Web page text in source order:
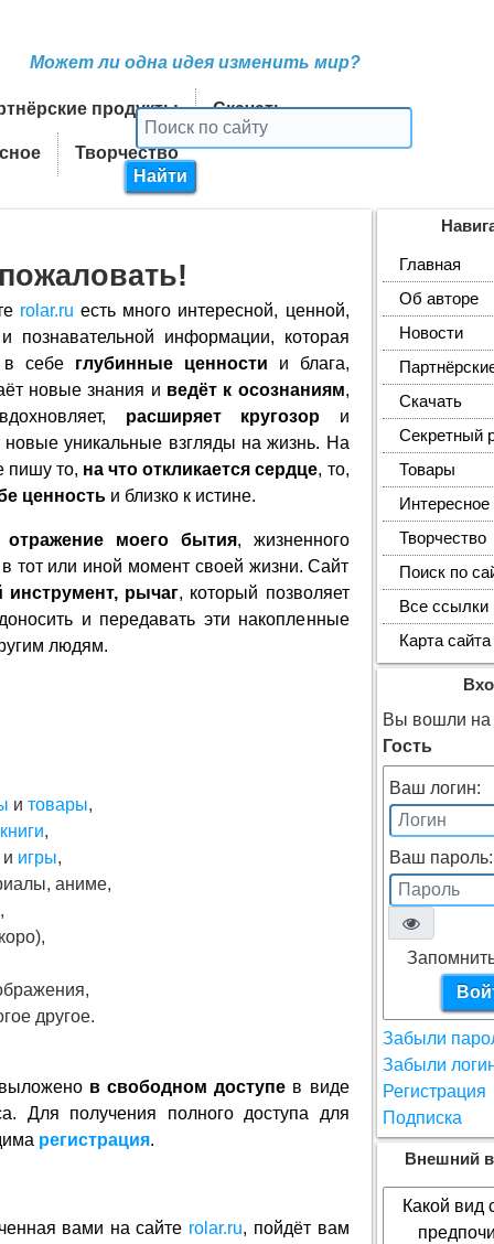
Может ли одна идея изменить мир?
продукты Скачать
Творчество
rolar.ru есть много интересной, ценной,
познавательной информации, которая
в себе глубинные ценности и блага,
новые знания и ведёт к осознаниям,
расширяет кругозор и
новые уникальные взгляды на жизнь. На
пишу то, на что откликается сердце, то,
ценностьи близко к истине.
отражение моего бытия, жизненного
тот или иной момент своей жизни. Сайт
инструмент, рычаг, который позволяет
и передавать эти накопленные
людям.
и товары,
,
игры,
аниме,
другое.
в свободном доступе в виде
Для получения полного доступа для
регистрация.
вами на сайте rolar.ru, пойдёт вам
Главная
Об авторе
Новости
Скачать
Секретный
Товары
Интересное
Творчество
Поиск по
Все ссылки
Карта сайта
Вы вошли на
Гость
Ваш логин:
Ваш пароль:
Забыли
Забыли
Регистрация
Подписка
Внешний
Какой вид